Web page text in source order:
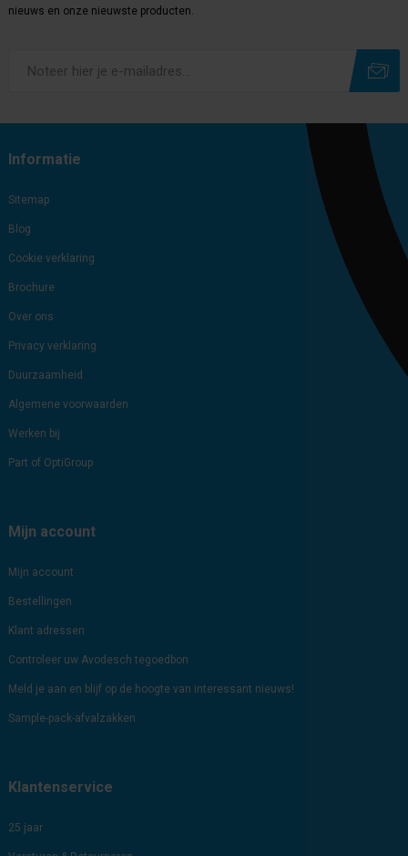
nieuws en onze nieuwste producten.
Informatie
Sitemap
Blog
Cookie verklaring
Brochure
Over ons
Privacy verklaring
Duurzaamheid
Algemene voorwaarden
Werken bij
Part of OptiGroup
Mijn account
Mijn account
Bestellingen
Klant adressen
Controleer uw Avodesch tegoedbon
Meld je aan en blijf op de hoogte van interessant nieuws!
Sample-pack-afvalzakken
Klantenservice
25 jaar